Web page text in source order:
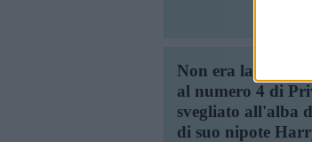
Non era la prima
al numero 4 di
svegliato all'alba
di suo nipote